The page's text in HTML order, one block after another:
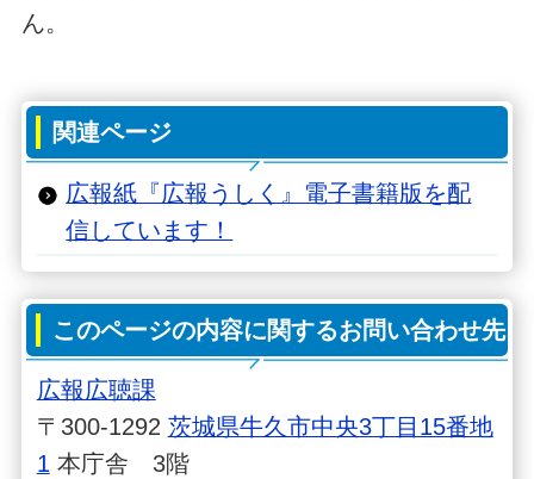
ん。
関連ページ
広報紙『広報うしく』電子書籍版を配
信しています！
このページの内容に関するお問い合わせ先
広報広聴課
〒300-1292 茨城県牛久市中央3丁目15番地
1本庁舎 3階